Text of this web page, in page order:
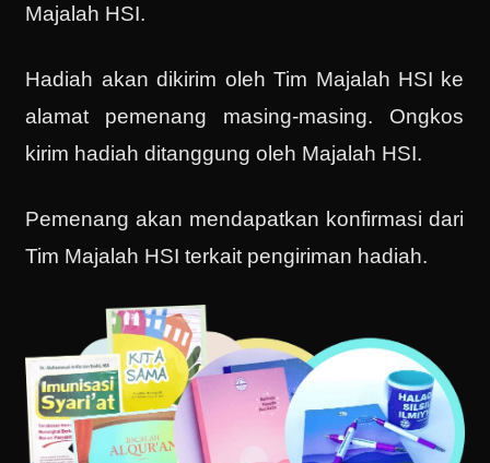
Majalah HSI.
Hadiah akan dikirim oleh Tim Majalah HSI ke
alamat pemenang masing-masing. Ongkos
kirim hadiah ditanggung oleh Majalah HSI.
Pemenang akan mendapatkan konfirmasi dari
Tim Majalah HSI terkait pengiriman hadiah.